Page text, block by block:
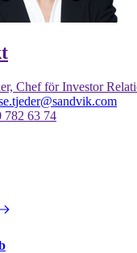
Chef för Investor
782 63 74